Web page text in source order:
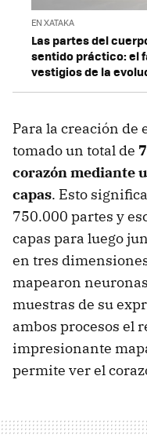
EN XATAKA
Las partes del
sentido práctico: el
vestigios de la
Para la creación de
tomado un total de
corazón mediante
capas. Esto
750.000 partes y
capas para luego
en tres
mapearon
muestras de su
ambos procesos el
impresionante
permite ver el